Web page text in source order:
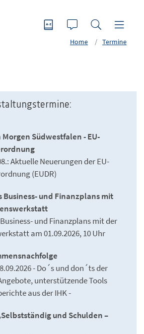
Home Termine
Südwestfalen - EU-
Aktuelle Neuerungen der EU-
(EUDR)
Business- und Finanzplans mit
und Finanzplans mit der
am 01.09.2026, 10 Uhr
- Do´s und don´ts der
unterstützende Tools
aus der IHK -
und Schulden –